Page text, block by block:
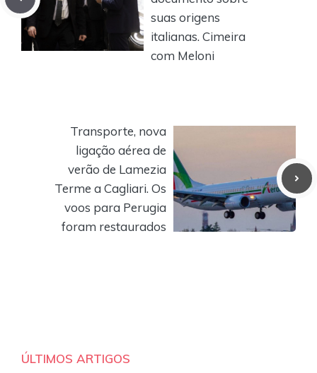
suas origens
italianas. Cimeira
com Meloni
Transporte, nova
ligação aérea de
verão de Lamezia
Terme a Cagliari. Os
voos para Perugia
foram restaurados
ÚLTIMOS ARTIGOS